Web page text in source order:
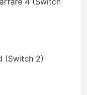
(Switch 2)